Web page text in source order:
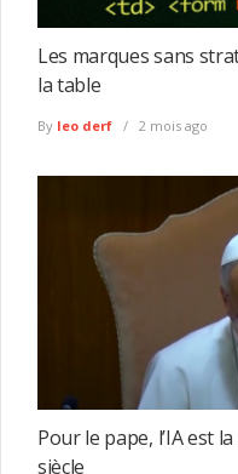
Les marques sans
la table
By leo derf 2 mois ago
Pour le pape, l’IA est
siècle